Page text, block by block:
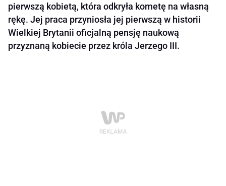
pierwszą kobietą, która odkryła kometę na własną
rękę. Jej praca przyniosła jej pierwszą w historii
Wielkiej Brytanii oficjalną pensję naukową
przyznaną kobiecie przez króla Jerzego III.